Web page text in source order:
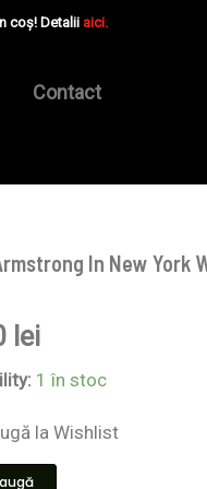
coș! Detalii aici.
Contact
In New York
lei
1 în stoc
la Wishlist